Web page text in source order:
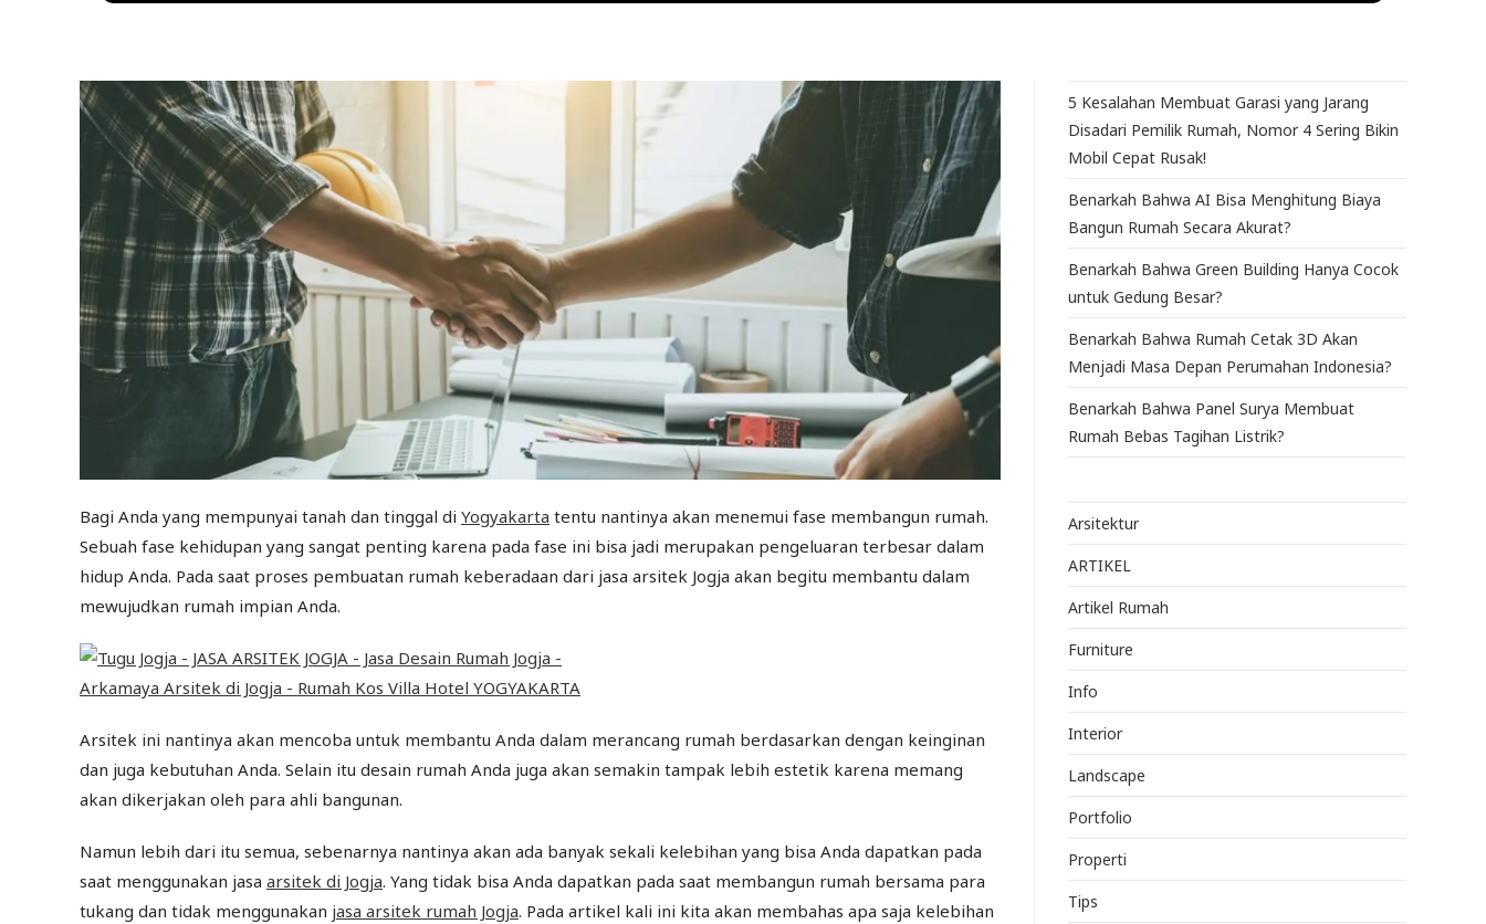
Bagi Anda yang mempunyai tanah dan tinggal di Yogyakarta tentu nantinya akan menemui fase membangun rumah.
Sebuah fase kehidupan yang sangat penting karena pada fase ini bisa jadi merupakan pengeluaran terbesar dalam
hidup Anda. Pada saat proses pembuatan rumah keberadaan dari jasa arsitek Jogja akan begitu membantu dalam
mewujudkan rumah impian Anda.
Arsitek ini nantinya akan mencoba untuk membantu Anda dalam merancang rumah berdasarkan dengan keinginan
dan juga kebutuhan Anda. Selain itu desain rumah Anda juga akan semakin tampak lebih estetik karena memang
akan dikerjakan oleh para ahli bangunan.
Namun lebih dari itu semua, sebenarnya nantinya akan ada banyak sekali kelebihan yang bisa Anda dapatkan pada
saat menggunakan jasa arsitek di Jogja. Yang tidak bisa Anda dapatkan pada saat membangun rumah bersama para
tukang dan tidak menggunakan jasa arsitek rumah Jogja. Pada artikel kali ini kita akan membahas apa saja kelebihan
5 Kesalahan Membuat Garasi yang Jarang
Disadari Pemilik Rumah, Nomor 4 Sering Bikin
Mobil Cepat Rusak!
Benarkah Bahwa AI Bisa Menghitung Biaya
Bangun Rumah Secara Akurat?
Benarkah Bahwa Green Building Hanya Cocok
untuk Gedung Besar?
Benarkah Bahwa Rumah Cetak 3D Akan
Menjadi Masa Depan Perumahan Indonesia?
Benarkah Bahwa Panel Surya Membuat
Rumah Bebas Tagihan Listrik?
Arsitektur
ARTIKEL
Artikel Rumah
Furniture
Info
Interior
Landscape
Portfolio
Properti
Tips